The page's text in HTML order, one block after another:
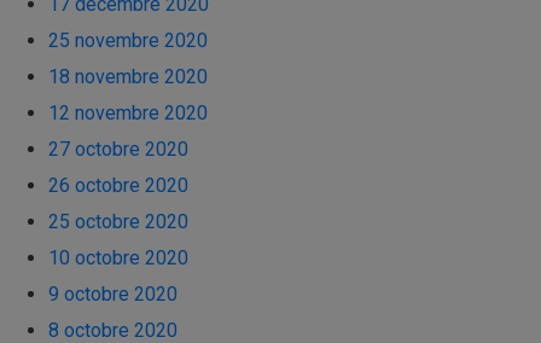
25 novembre 2020
18 novembre 2020
12 novembre 2020
27 octobre 2020
26 octobre 2020
25 octobre 2020
10 octobre 2020
9 octobre 2020
8 octobre 2020